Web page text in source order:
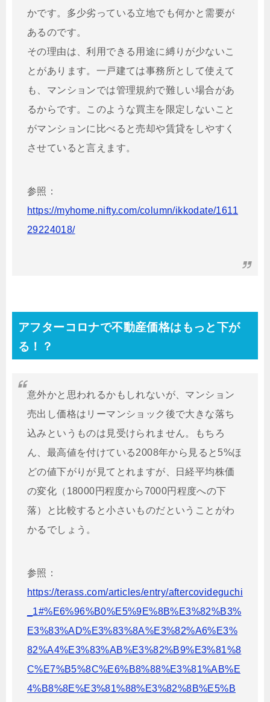
かです。多少劣っている立地でも何かと需要が
あるのです。
その理由は、利用できる用途に縛りが少ないこ
とがあります。一戸建ては事務所として使えて
も、マンションでは管理規約で難しい場合があ
るからです。このような買主を限定しないこと
がマンションに比べると売却や賃貸をしやすく
させていると言えます。
参照：
https://myhome.nifty.com/column/ikkodate/1611
29224018/
アフターコロナで不動産価格はもっと下が
る！？
意外かと思われるかもしれないが、マンション
売出し価格はリーマンショック後で大きな落ち
込みというものは見受けられません。もちろ
ん、最高値を付けている2008年から見ると5%ほ
どの値下がりが見てとれますが、日経平均株価
の変化（18000円程度から7000円程度への下
落）と比較すると小さいものだということがわ
かるでしょう。
参照：
https://terass.com/articles/entry/aftercovideguchi
_1#%E6%96%B0%E5%9E%8B%E3%82%B3%
E3%83%AD%E3%83%8A%E3%82%A6%E3%
82%A4%E3%83%AB%E3%82%B9%E3%81%8
C%E7%B5%8C%E6%B8%88%E3%81%AB%E
4%B8%8E%E3%81%88%E3%82%8B%E5%B